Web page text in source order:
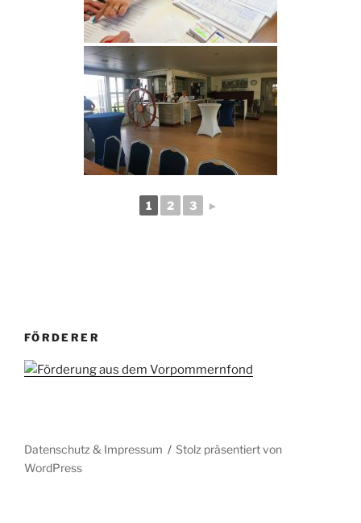
1 2 3 ►
FÖRDERER
Datenschutz & Impressum
Stolz präsentiert von
WordPress